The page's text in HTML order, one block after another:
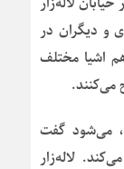
و دیگران در
اشیا مختلف
می‌کنند.
می‌شود گفت
لاله‌زار